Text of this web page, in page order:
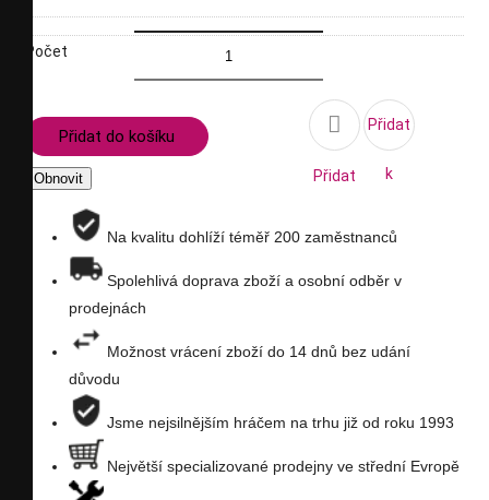
Počet
Přidat do košíku 
Přidat
seznam
Přidat
k
Na kvalitu dohlíží téměř 200 zaměstnanců
Spolehlivá doprava zboží a osobní odběr v
prodejnách
Možnost vrácení zboží do 14 dnů bez udání
důvodu
Jsme nejsilnějším hráčem na trhu již od roku 1993
Největší specializované prodejny ve střední Evropě